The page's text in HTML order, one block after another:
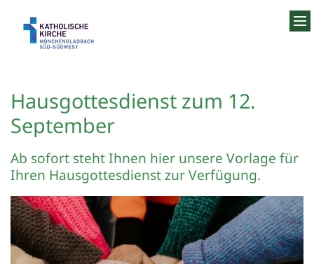
Hausgottesdienst zum 12.
September
Ab sofort steht Ihnen hier unsere Vorlage für
Ihren Hausgottesdienst zur Verfügung.